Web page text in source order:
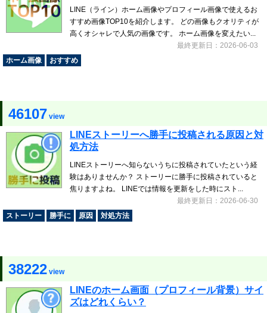
LINE（ライン）ホーム画像やプロフィール画像で使えるお
すすめ画像TOP10を紹介します。 どの画像もクオリティが
高くオシャレで人気の画像です。 ホーム画像を変えたい...
最終更新日：2026-06-03
ホーム画像
おすすめ
46107 view
LINEストーリーへ勝手に投稿される原因と対
処方法
LINEストーリーへ知らないうちに投稿されていたという経
験はありませんか？ ストーリーに勝手に投稿されていると
焦りますよね。 LINEでは情報を更新をした時にスト...
最終更新日：2026-06-30
ストーリー
勝手に 原因 対処方法
38222 view
LINEのホーム画面（プロフィール背景）サイ
ズはどれくらい？